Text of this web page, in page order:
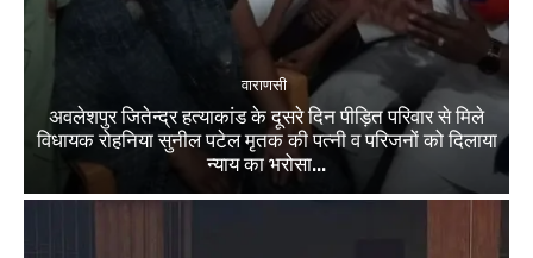
वाराणसी
अवलेशपुर जितेन्द्र हत्याकांड के दूसरे दिन पीड़ित परिवार से मिले
विधायक रोहनिया सुनील पटेल मृतक की पत्नी व परिजनों को दिलाया
न्याय का भरोसा...